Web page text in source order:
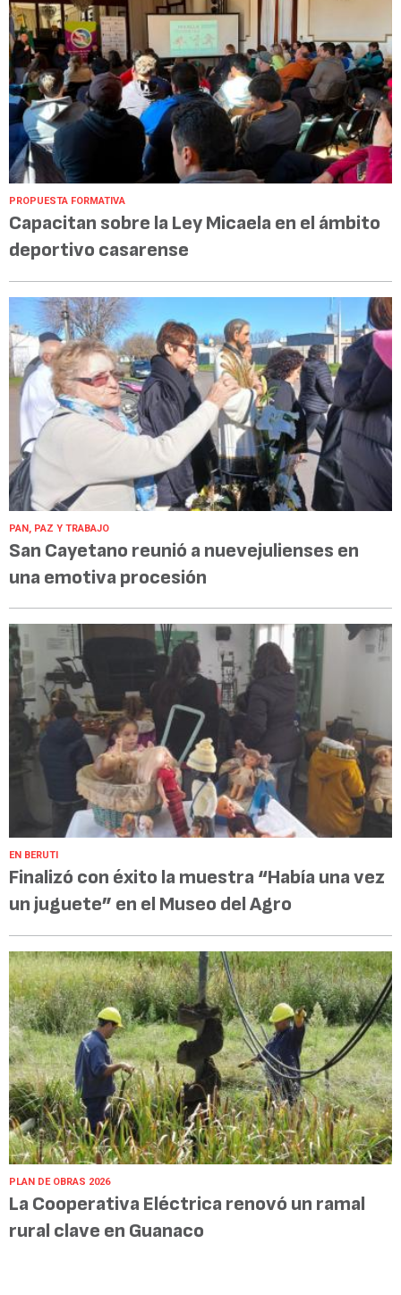
PROPUESTA FORMATIVA
Capacitan sobre la Ley Micaela en el ámbito
deportivo casarense
PAN, PAZ Y TRABAJO
San Cayetano reunió a nuevejulienses en
una emotiva procesión
EN BERUTI
Finalizó con éxito la muestra “Había una vez
un juguete” en el Museo del Agro
PLAN DE OBRAS 2026
La Cooperativa Eléctrica renovó un ramal
rural clave en Guanaco